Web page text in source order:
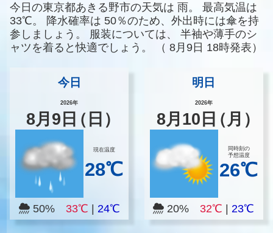
今日の東京都あきる野市の天気は 雨。
最高気温は
33℃。
降水確率は 50％のため、外出時には傘を持
参しましょう。
服装については、
半袖や薄手のシ
ャツを着ると快適でしょう。
（ 8月9日 18時発表）
今日
2026年
8月 9 日（日）
現在温度
28℃
50% 33℃ 24℃
明日
2026年
8月 10 日（月）
同時刻の
予想温度
26℃
20%32℃ |23℃